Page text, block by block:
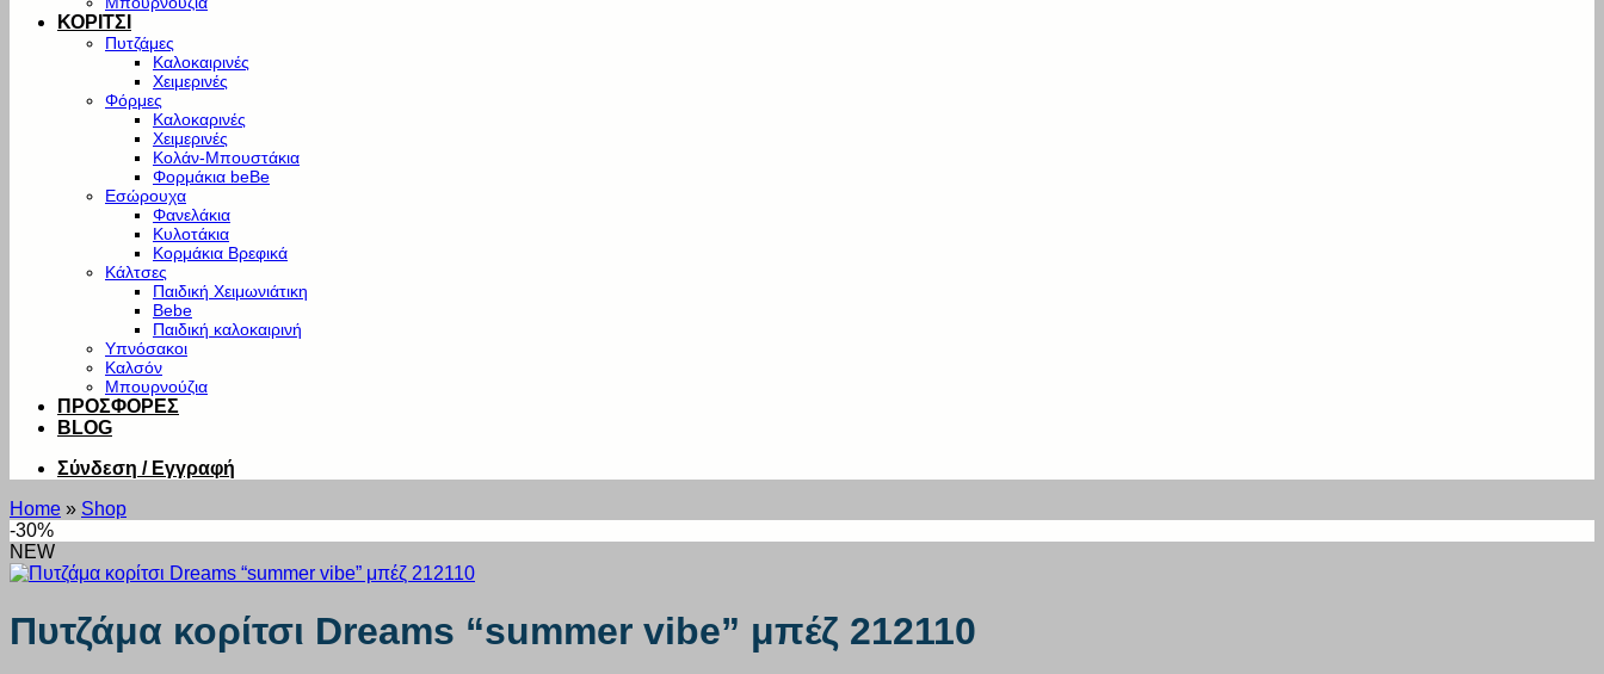
ΚΟΡΙΤΣΙ
Πυτζάμες
Καλοκαιρινές
Χειμερινές
Φόρμες
Καλοκαρινές
Χειμερινές
Κολάν-Μπουστάκια
Φορμάκια beBe
Εσώρουχα
Φανελάκια
Κυλοτάκια
Κορμάκια Βρεφικά
Κάλτσες
Παιδική Χειμωνιάτικη
Bebe
Παιδική καλοκαιρινή
Υπνόσακοι
Καλσόν
Μπουρνούζια
ΠΡΟΣΦΟΡΕΣ
BLOG
Σύνδεση / Εγγραφή
Home » Shop
-30%
NEW
Πυτζάμα κορίτσι Dreams “summer vibe” μπέζ 212110